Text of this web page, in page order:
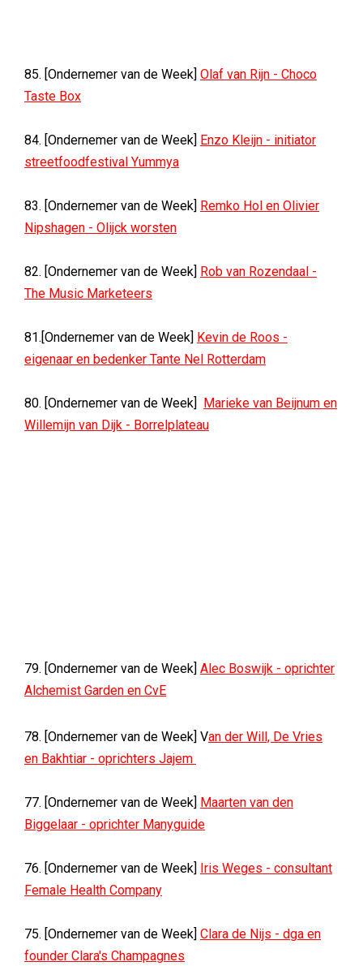
85. [Ondernemer van de Week] Olaf van Rijn - Choco
Taste Box
84. [Ondernemer van de Week] Enzo Kleijn - initiator
streetfoodfestival Yummya
83. [Ondernemer van de Week] Remko Hol en Olivier
Nipshagen - Olijck worsten
82. [Ondernemer van de Week] Rob van Rozendaal -
The Music Marketeers
81.[Ondernemer van de Week] Kevin de Roos -
eigenaar en bedenker Tante Nel Rotterdam
80. [Ondernemer van de Week] Marieke van Beijnum en
Willemijn van Dijk - Borrelplateau
79. [Ondernemer van de Week] Alec Boswijk - oprichter
Alchemist Garden en CvE
78. [Ondernemer van de Week] Van der Will, De Vries
en Bakhtiar - oprichters Jajem
77. [Ondernemer van de Week] Maarten van den
Biggelaar - oprichter Manyguide
76. [Ondernemer van de Week] Iris Weges - consultant
Female Health Company
75. [Ondernemer van de Week] Clara de Nijs - dga en
founder Clara's Champagnes